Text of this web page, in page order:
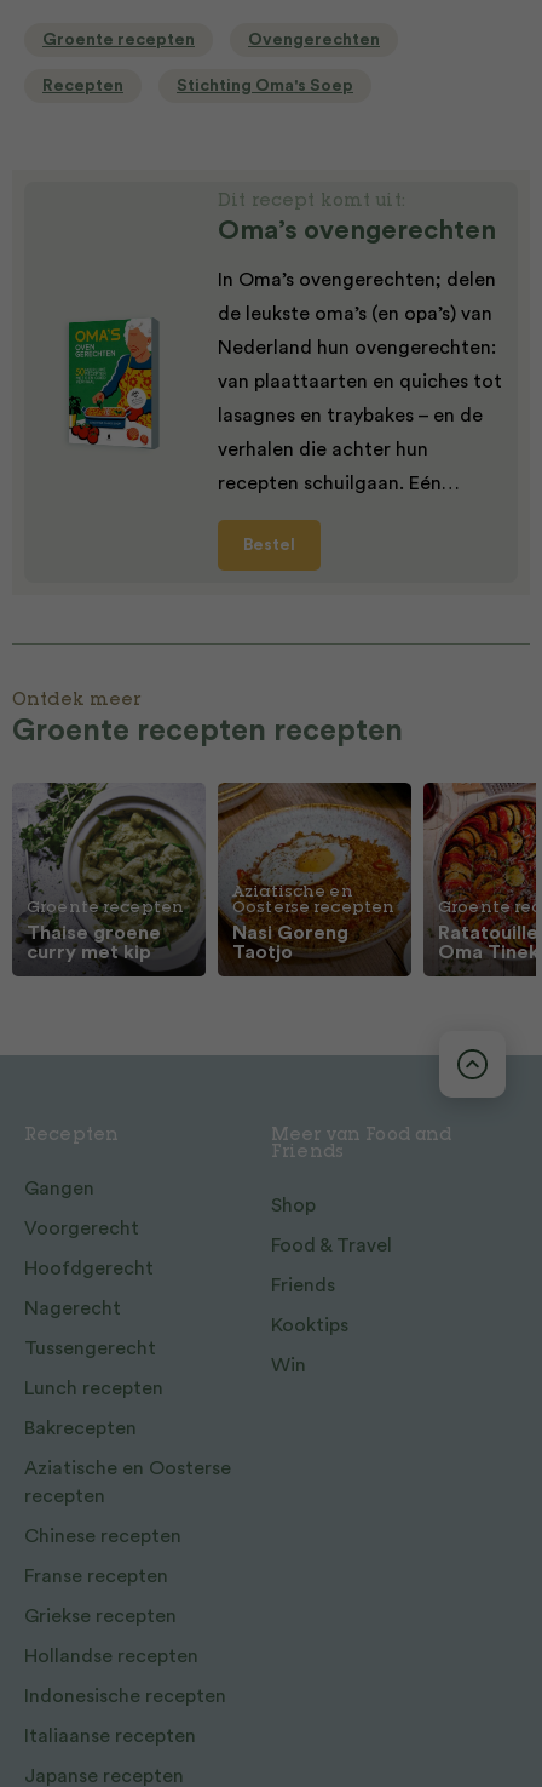
Groente recepten Ovengerechten
Recepten Stichting Oma's Soep
Dit recept komt uit:
Oma’s ovengerechten
In Oma’s ovengerechten; delen
de leukste oma’s (en opa’s) van
Nederland hun ovengerechten:
van plaattaarten en quiches tot
lasagnes en traybakes – en de
verhalen die achter hun
recepten schuilgaan. Eén…
Bestel
Ontdek meer
Groente recepten recepten
Groente recepten
Thaise groene
curry met kip
Aziatische en
Oosterse recepten
Nasi Goreng
Taotjo
Groente
Ratatouille
Oma
Recepten
Gangen
Voorgerecht
Hoofdgerecht
Nagerecht
Tussengerecht
Lunch recepten
Bakrecepten
Aziatische en Oosterse
recepten
Chinese recepten
Franse recepten
Griekse recepten
Hollandse recepten
Indonesische recepten
Italiaanse recepten
Japanse recepten
Meer van Food and
Friends
Shop
Food & Travel
Friends
Kooktips
Win